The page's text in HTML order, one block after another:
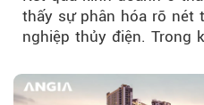
thấy sự phân hóa rõ nét
nghiệp thủy điện. Trong